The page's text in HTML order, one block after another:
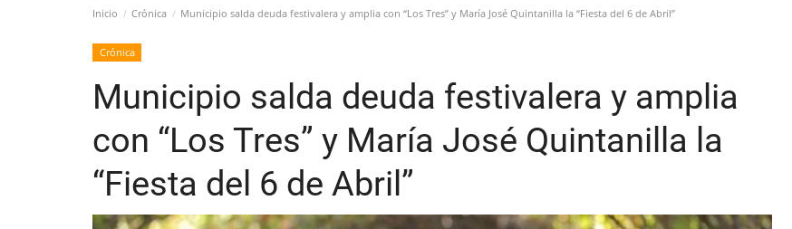
Inicio Crónica Municipio salda deuda festivalera y amplia con “Los Tres” y María José Quintanilla la “Fiesta del 6 de Abril”
Crónica
Municipio salda deuda festivalera y amplia
con “Los Tres” y María José Quintanilla la
“Fiesta del 6 de Abril”